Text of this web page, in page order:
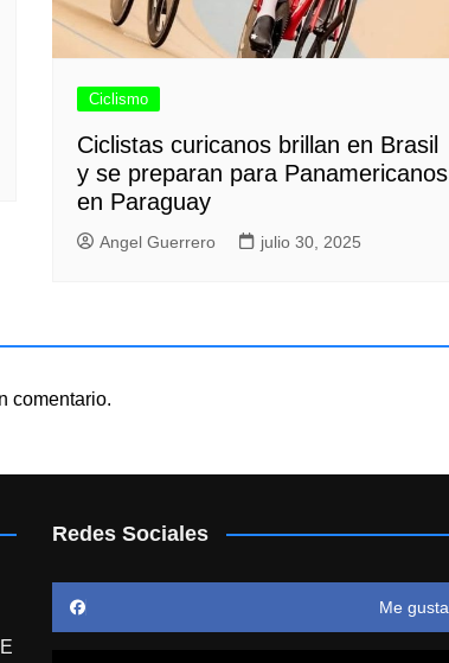
Ciclismo
Ciclistas curicanos brillan en Brasil
y se preparan para Panamericanos
en Paraguay
Angel Guerrero julio 30, 2025
comentario.
Redes Sociales
Me gusta